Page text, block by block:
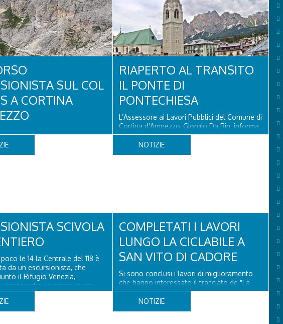
SUL COL
A CORTINA
dopo aver perso la traccia
il sentiero del Col dei Bos.
RIAPERTO AL TRANSITO
IL PONTE DI
PONTECHIESA
L’Assessore ai Lavori Pubblici del Comune di
Cortina d'Ampezzo, Giorgio Da Rin, informa
che il Ponte di Pontechiesa, prospiciente
alla Latteria Cortina, è ufficialmente riaperto
al transito a partire da oggi, sabato 8
SCIVOLA
le 14 la Centrale del 118 è
da un escursionista, che
il Rifugio Venezia,
gestori che un amico si era
del Soccorso alpino di San
ha quindi raggiunto
NOTIZIE
COMPLETATI I LAVORI
LUNGO LA CICLABILE A
SAN VITO DI CADORE
Si sono conclusi i lavori di miglioramento
che hanno interessato il tracciato de "La
lunga via delel Dolomiti" a San Vito di
Cadore, con il rifacimento della nuova
pavimentazione in asfalto, il ripristino della
NOTIZIE